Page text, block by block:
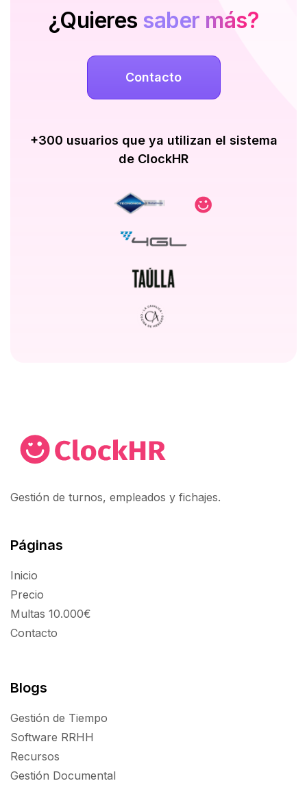
¿Quieres saber más?
Contacto
+300 usuarios que ya utilizan el sistema
de ClockHR
Gestión de turnos, empleados y fichajes.
Páginas
Inicio
Precio
Multas 10.000€
Contacto
Blogs
Gestión de Tiempo
Software RRHH
Recursos
Gestión Documental